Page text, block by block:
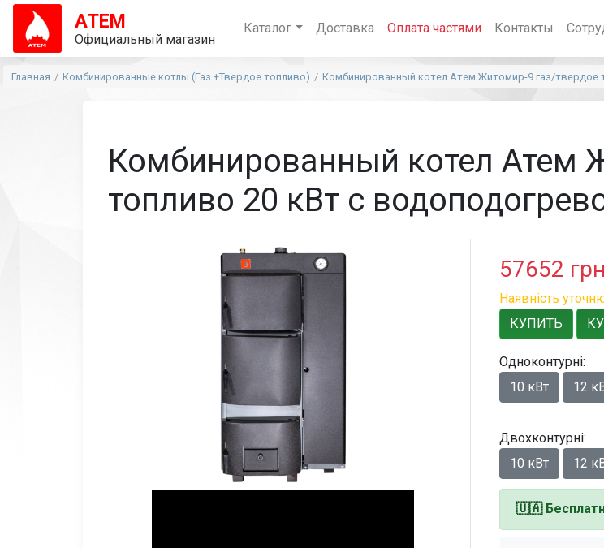
АТЕМ
Официальный магазин
Каталог Доставка Оплата частями Контакты
Главная Комбинированные котлы (Газ +Твердое топливо) Комбинированный котел Атем Житомир-9 газ/твердое
Комбинированный котел Атем
топливо 20 кВт с
57652 грн
Наявність
КУПИТЬ
Одноконтурні:
10 кВт
12
Двохконтурні:
10 кВт
12
🇺🇦